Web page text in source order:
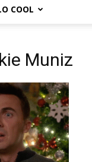
COOL
Muniz